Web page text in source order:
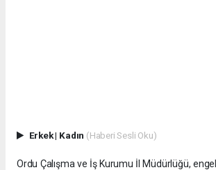
Erkek| Kadın (Haberi Sesli Oku)
Ordu Çalışma ve İş Kurumu İl Müdürlüğü,